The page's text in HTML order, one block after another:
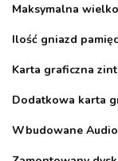
Maksymalna
Ilość gniazd
Karta graficzna
Dodatkowa karta
Wbudowane Audio